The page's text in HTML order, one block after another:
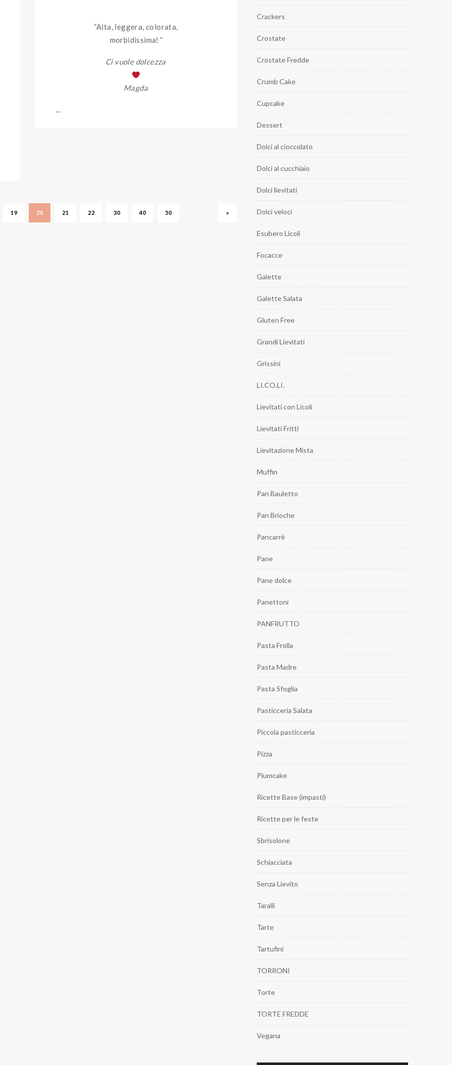
“Alta, leggera, colorata,
morbidissima! “
Ci vuole dolcezza
Magda
...
19 20 21 22 30 40 50 »
Crackers
Crostate
Crostate Fredde
Crumb Cake
Cupcake
Dessert
Dolci al cioccolato
Dolci al cucchiaio
Dolci lievitati
Dolci veloci
Esubero Licoli
Focacce
Galette
Galette Salata
Gluten Free
Grandi Lievitati
Grissini
LI.CO.LI.
Lievitati con Licoli
Lievitati Fritti
Lievitazione Mista
Muffin
Pan Bauletto
Pan Brioche
Pancarrè
Pane
Pane dolce
Panettoni
PANFRUTTO
Pasta Frolla
Pasta Madre
Pasta Sfoglia
Pasticceria Salata
Piccola pasticceria
Pizza
Plumcake
Ricette Base (impasti)
Ricette per le feste
Sbrisolone
Schiacciata
Senza Lievito
Taralli
Tarte
Tartufini
TORRONI
Torte
TORTE FREDDE
Vegana